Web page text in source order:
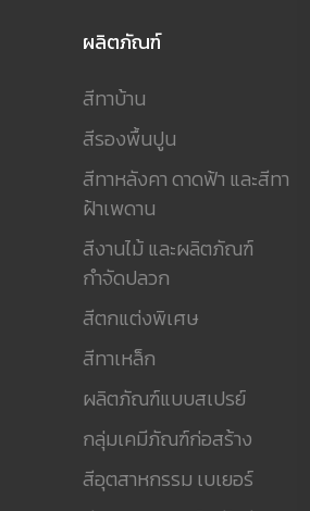
ผลิตภัณฑ์
สีทาบ้าน
สีรองพื้นปูน
สีทาหลังคา ดาดฟ้า และสีทา
ฝ้าเพดาน
สีงานไม้ และผลิตภัณฑ์
กำจัดปลวก
สีตกแต่งพิเศษ
สีทาเหล็ก
ผลิตภัณฑ์แบบสเปรย์
กลุ่มเคมีภัณฑ์ก่อสร้าง
สีอุตสาหกรรม เบเยอร์